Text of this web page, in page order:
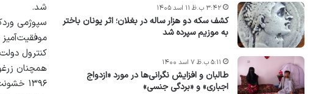
شد.
سپوژمی
کنترول
همچنان
کشف سکه دو هزار ساله در بغلان؛ اثر یونان باختر
به موزیم سپرده شد
۳:۴۲ ب.ظ ۱۱ اسد ۱۴۰۵
طالبان و افزایش نگرانی‌ها در مورد «ازدواج
اجباری» و «بردگی جنسی»
۵:۱۱ ب.ظ ۷ اسد ۱۴۰۰